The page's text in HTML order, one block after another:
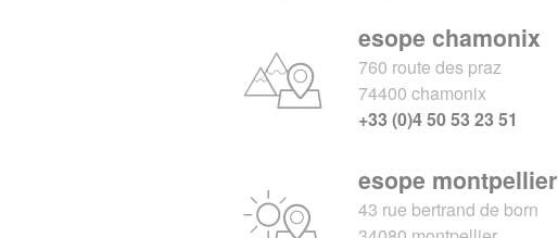
esope chamonix
760 route des praz
74400 chamonix
+33 (0)4 50 53 23 51
esope montpellier
43 rue bertrand de born